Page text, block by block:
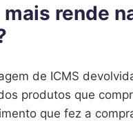
mais rende
de ICMS
produtos que
que fez a